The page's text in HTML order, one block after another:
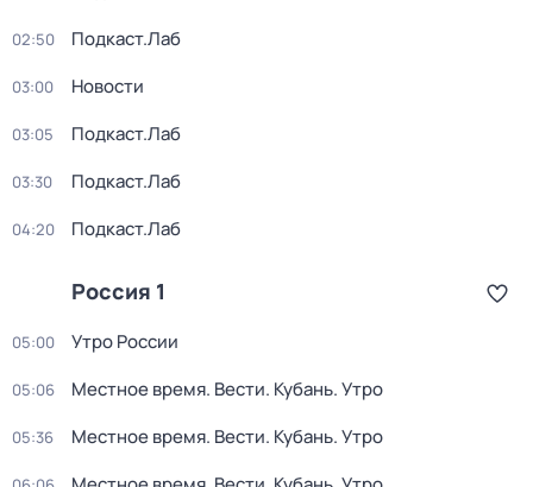
02:50 Подкаст.Лаб
03:00 Новости
03:05 Подкаст.Лаб
03:30 Подкаст.Лаб
04:20 Подкаст.Лаб
Россия 1
05:00 Утро России
05:06 Местное время. Вести. Кубань. Утро
05:36 Местное время. Вести. Кубань. Утро